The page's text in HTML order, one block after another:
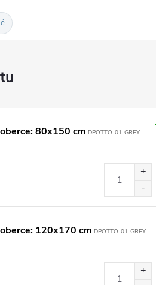
80x150 cm DPOTTO-01-GREY-
120x170 cm DPOTTO-01-GREY-